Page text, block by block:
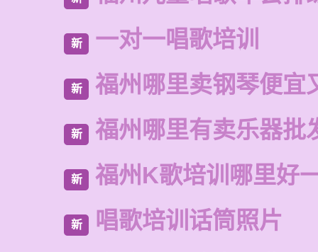
新 一对一唱歌培训
新 福州哪里卖钢琴便宜
新 福州哪里有卖乐器批
新 福州K歌培训哪里好
新 唱歌培训话筒照片